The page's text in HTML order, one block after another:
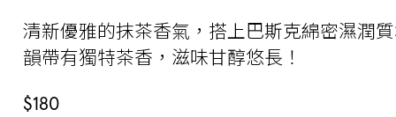
清新優雅的抹茶香氣，搭上巴斯克綿密濕潤
韻帶有獨特茶香，滋味甘醇悠長！
$180